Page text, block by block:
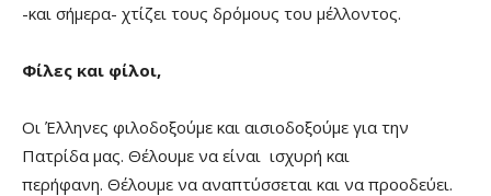
-και σήμερα- χτίζει τους δρόμους του μέλλοντος.
Φίλες και φίλοι,
Οι Έλληνες φιλοδοξούμε και αισιοδοξούμε για την
Πατρίδα μας. Θέλουμε να είναι ισχυρή και
περήφανη. Θέλουμε να αναπτύσσεται και να προοδεύει.